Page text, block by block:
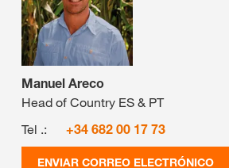
Manuel Areco
Head of Country ES & PT
Tel .:
+34 682 00 17 73
ENVIAR CORREO ELECTRÓNICO